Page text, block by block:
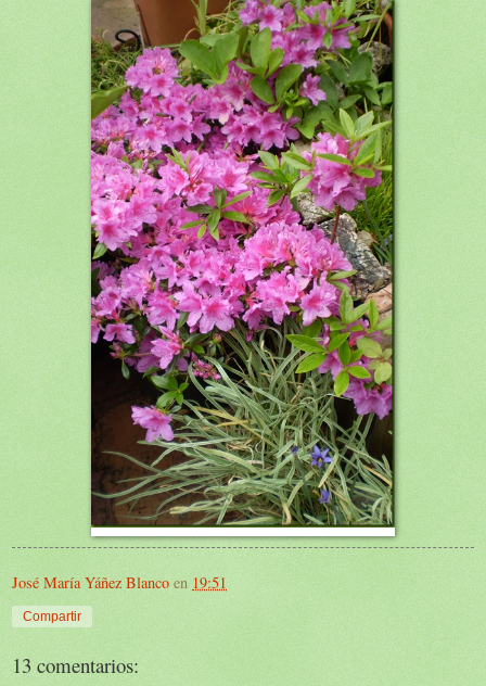
José María Yáñez Blanco en 19:51
Compartir
13 comentarios: